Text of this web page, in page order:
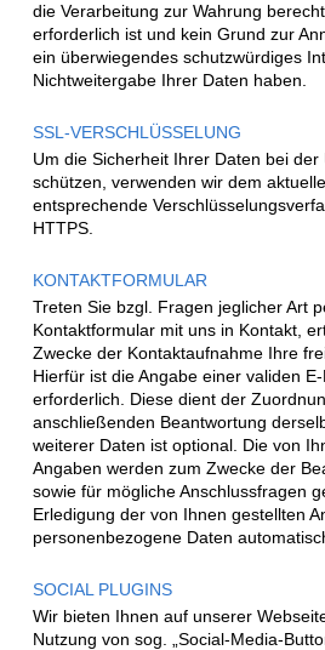
die Verarbeitung zur Wahrung
erforderlich ist und kein Grund zur
ein überwiegendes schutzwürdiges
Nichtweitergabe Ihrer Daten haben.
SSL-VERSCHLÜSSELUNG
Um die Sicherheit Ihrer Daten bei der
schützen, verwenden wir dem
entsprechende
HTTPS.
KONTAKTFORMULAR
Treten Sie bzgl. Fragen jeglicher Art
Kontaktformular mit uns in Kontakt,
Zwecke der Kontaktaufnahme Ihre
Hierfür ist die Angabe einer validen
erforderlich. Diese dient der
anschließenden Beantwortung
weiterer Daten ist optional. Die von
Angaben werden zum Zwecke der
sowie für mögliche Anschlussfragen
Erledigung der von Ihnen gestellten
personenbezogene Daten
SOCIAL PLUGINS
Wir bieten Ihnen auf unserer
Nutzung von sog. „Social-Media-